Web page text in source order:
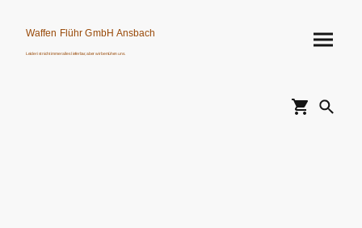
Waffen Flühr GmbH Ansbach
Leider ist nicht immer alles lieferbar, aber wir bemühen uns.